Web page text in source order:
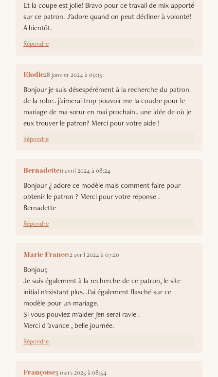
Et la coupe est jolie! Bravo pour ce travail de mix apporté
sur ce patron. J'adore quand on peut décliner à volonté!
A bientôt.
Répondre
Elodie28 janvier 2024 à 09:15
Bonjour je suis désespérément à la recherche du patron
de la robe.. j'aimerai trop pouvoir me la coudre pour le
mariage de ma sœur en mai prochain.. une idée de où je
eux trouver le patron? Merci pour votre aide !
Répondre
Bernadette11 avril 2024 à 08:24
Bonjour ,j adore ce modèle mais comment faire pour
obtenir le patron ? Merci pour votre réponse .
Bernadette
Répondre
Marie France12 avril 2024 à 07:20
Bonjour,
Je suis également à la recherche de ce patron, le site
initial n'existant plus. J'ai également flasché sur ce
modèle pour un mariage.
Si vous pouviez m'aider j'en serai ravie .
Merci d 'avance , belle journée.
Répondre
Françoise3 mars 2025 à 08:54